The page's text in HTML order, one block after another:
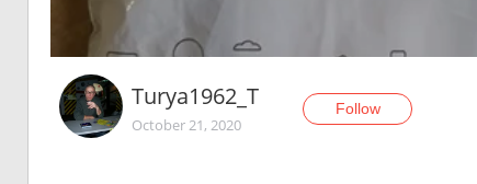
Turya1962_T
October 21, 2020
Follow